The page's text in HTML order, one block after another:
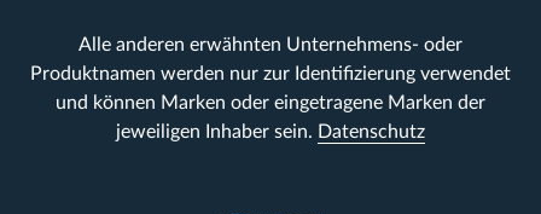
Alle anderen erwähnten Unternehmens- oder
Produktnamen werden nur zur Identifizierung verwendet
und können Marken oder eingetragene Marken der
jeweiligen Inhaber sein. Datenschutz